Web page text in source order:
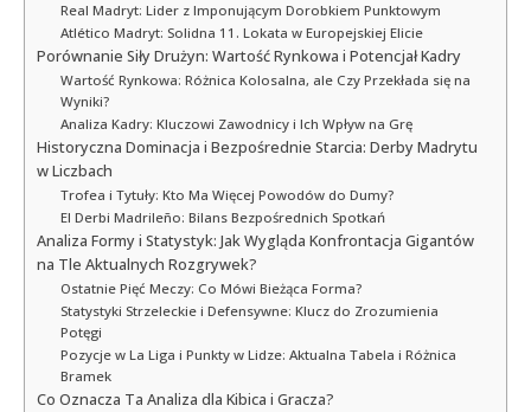
Real Madryt: Lider z Imponującym Dorobkiem Punktowym
Atlético Madryt: Solidna 11. Lokata w Europejskiej Elicie
Porównanie Siły Drużyn: Wartość Rynkowa i Potencjał Kadry
Wartość Rynkowa: Różnica Kolosalna, ale Czy Przekłada się na
Wyniki?
Analiza Kadry: Kluczowi Zawodnicy i Ich Wpływ na Grę
Historyczna Dominacja i Bezpośrednie Starcia: Derby Madrytu
w Liczbach
Trofea i Tytuły: Kto Ma Więcej Powodów do Dumy?
El Derbi Madrileño: Bilans Bezpośrednich Spotkań
Analiza Formy i Statystyk: Jak Wygląda Konfrontacja Gigantów
na Tle Aktualnych Rozgrywek?
Ostatnie Pięć Meczy: Co Mówi Bieżąca Forma?
Statystyki Strzeleckie i Defensywne: Klucz do Zrozumienia
Potęgi
Pozycje w La Liga i Punkty w Lidze: Aktualna Tabela i Różnica
Bramek
Co Oznacza Ta Analiza dla Kibica i Gracza?